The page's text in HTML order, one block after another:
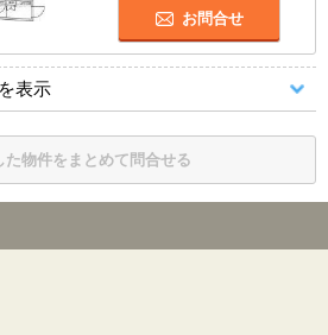
お問合せ
表示
た物件をまとめて問合せる